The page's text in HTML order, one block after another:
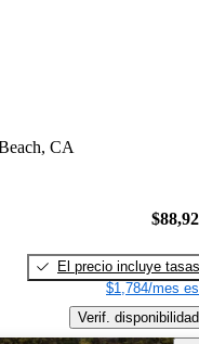
CA
El precio incluye tasas
$1,784/mes
Verif. disponibilidad